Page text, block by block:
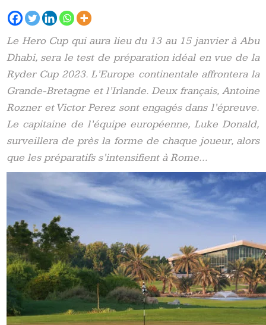
Le Hero Cup qui aura lieu du 13 au 15 janvier à Abu
Dhabi, sera le test de préparation idéal en vue de la
Ryder Cup 2023. L’Europe continentale affrontera la
Grande-Bretagne et l’Irlande. Deux français, Antoine
Rozner et Victor Perez sont engagés dans l’épreuve.
Le capitaine de l’équipe européenne, Luke Donald,
surveillera de près la forme de chaque joueur, alors
que les préparatifs s’intensifient à Rome…